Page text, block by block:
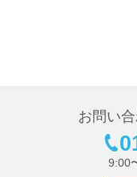
お問い
9:00